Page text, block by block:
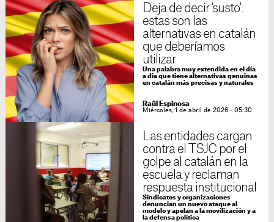
Deja de decir 'susto':
estas son las
alternativas en catalán
que deberíamos
utilizar
Una palabra muy extendida en el día
a día que tiene alternativas genuinas
en catalán más precisas y naturales
Raül Espinosa
Miércoles, 1 de abril de 2026 - 05:30
Las entidades cargan
contra el TSJC por el
golpe al catalán en la
escuela y reclaman
respuesta institucional
Sindicatos y organizaciones
denuncian un nuevo ataque al
modelo y apelan a la movilización y a
la defensa política